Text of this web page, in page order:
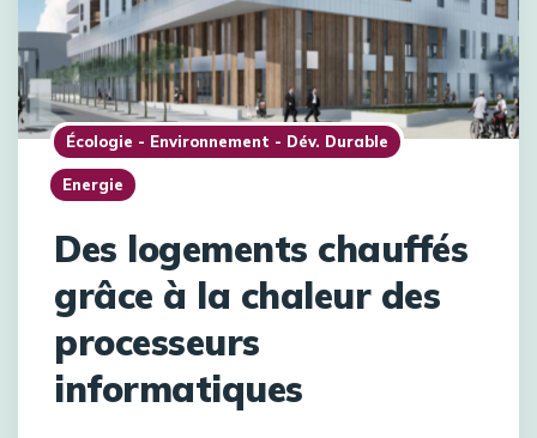
Écologie - Environnement - Dév. Durable
Energie
Des logements chauffés
grâce à la chaleur des
processeurs
informatiques